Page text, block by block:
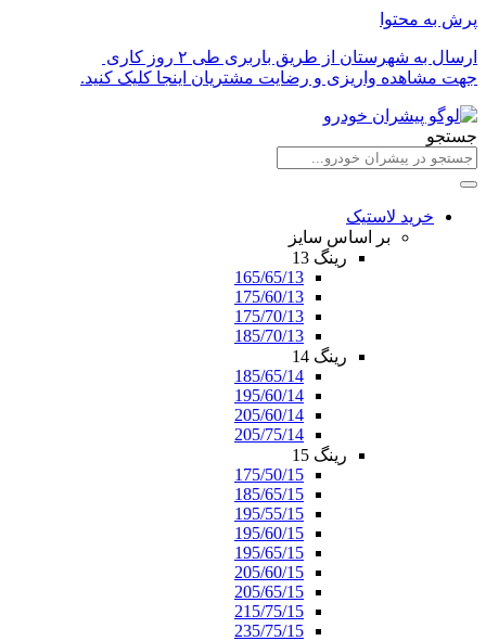
پرش به محتوا
ارسال به شهرستان از طریق باربری طی ۲ روز کاری
جهت مشاهده واریزی و رضایت مشتریان اینجا کلیک کنید.
جستجو
خرید لاستیک
بر اساس سایز
رینگ 13
165/65/13
175/60/13
175/70/13
185/70/13
رینگ 14
185/65/14
195/60/14
205/60/14
205/75/14
رینگ 15
175/50/15
185/65/15
195/55/15
195/60/15
195/65/15
205/60/15
205/65/15
215/75/15
235/75/15